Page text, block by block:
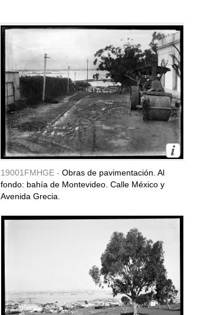
19001FMHGE - Obras de pavimentación. Al
fondo: bahía de Montevideo. Calle México y
Avenida Grecia.